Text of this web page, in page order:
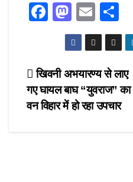
F
e
b
o
M
a
st
o
d
o
E
m
ail
h
e
Post
navigation
खिवनी अभयारण्य से लाए
गए घायल बाघ “युवराज” का
वन विहार में हो रहा उपचार